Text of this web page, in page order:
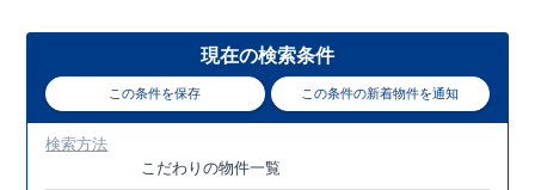
現在の検索条件
この条件を保存 この条件の新着物件を通知
検索方法
こだわりの物件一覧